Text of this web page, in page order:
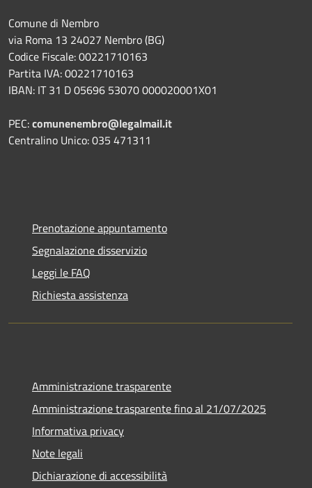
Comune di Nembro
via Roma 13 24027 Nembro (BG)
Codice Fiscale: 00221710163
Partita IVA: 00221710163
IBAN: IT 31 D 05696 53070 000020001X01
PEC:comunenembro@legalmail.it
Centralino Unico: 035 471311
Prenotazione appuntamento
Segnalazione disservizio
Leggi le FAQ
Richiesta assistenza
Amministrazione trasparente
Amministrazione trasparente fino al 21/07/2025
Informativa privacy
Note legali
Dichiarazione di accessibilità